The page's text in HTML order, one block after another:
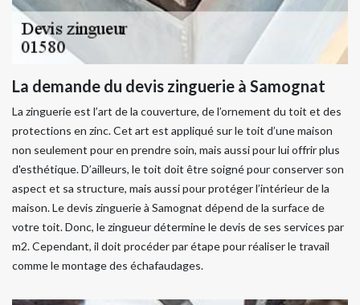
La demande du devis zinguerie à Samognat
La zinguerie est l’art de la couverture, de l’ornement du toit et des
protections en zinc. Cet art est appliqué sur le toit d’une maison
non seulement pour en prendre soin, mais aussi pour lui offrir plus
d'esthétique. D’ailleurs, le toit doit être soigné pour conserver son
aspect et sa structure, mais aussi pour protéger l’intérieur de la
maison. Le devis zinguerie à Samognat dépend de la surface de
votre toit. Donc, le zingueur détermine le devis de ses services par
m2. Cependant, il doit procéder par étape pour réaliser le travail
comme le montage des échafaudages.